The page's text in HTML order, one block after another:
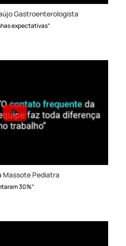
Gastroenterologista
expectativas”
Massote Pediatra
30%”